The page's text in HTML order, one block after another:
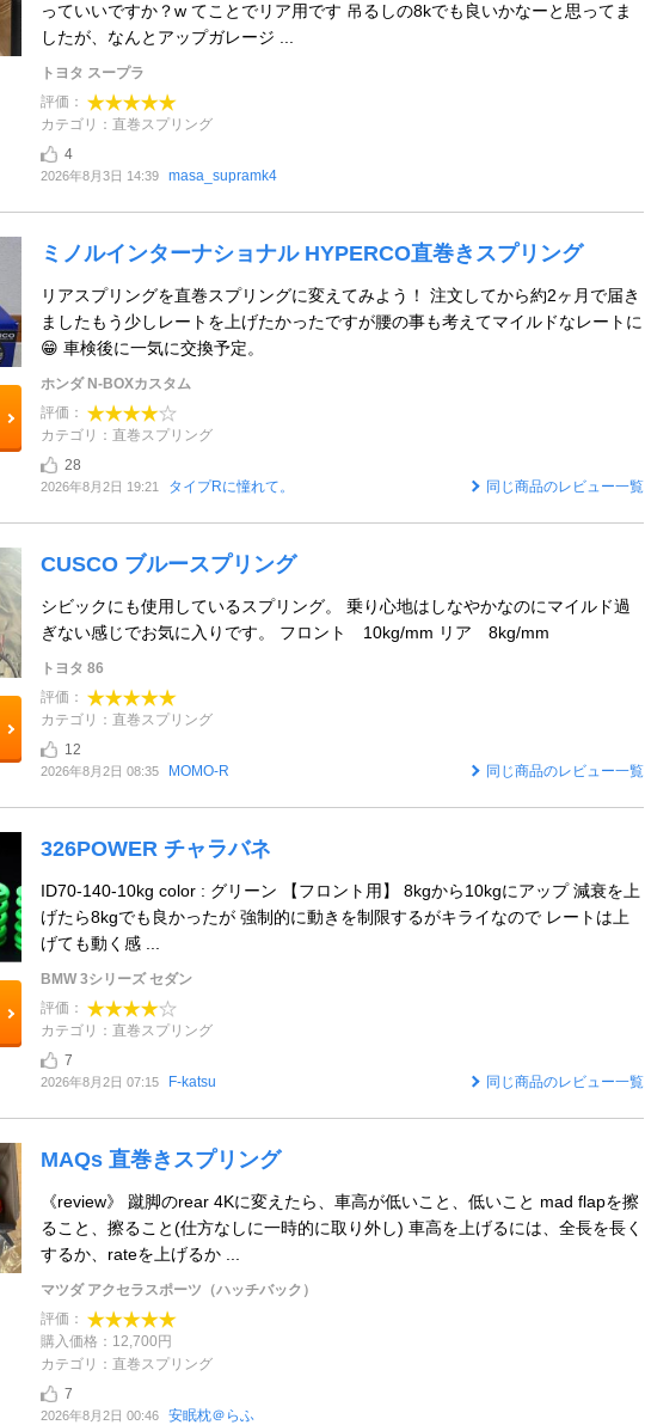
っていいですか？w てことでリア用です 吊るしの8kでも良いかなーと思ってま
したが、なんとアップガレージ ...
トヨタ スープラ
評価：
カテゴリ：直巻スプリング
4
2026年8月3日 14:39 masa_supramk4
ミノルインターナショナル HYPERCO直巻きスプリング
リアスプリングを直巻スプリングに変えてみよう！ 注文してから約2ヶ月で届き
ましたもう少しレートを上げたかったですが腰の事も考えてマイルドなレートに
😁 車検後に一気に交換予定。
ホンダ N-BOXカスタム
評価：
カテゴリ：直巻スプリング
28
2026年8月2日 19:21 タイプRに憧れて。 同じ商品のレビュー一覧
CUSCO ブルースプリング
シビックにも使用しているスプリング。 乗り心地はしなやかなのにマイルド過
ぎない感じでお気に入りです。 フロント 10kg/mm リア 8kg/mm
トヨタ 86
評価：
カテゴリ：直巻スプリング
12
2026年8月2日 08:35 MOMO-R 同じ商品のレビュー一覧
326POWER チャラバネ
ID70-140-10kg color : グリーン 【フロント用】 8kgから10kgにアップ 減衰を上
げたら8kgでも良かったが 強制的に動きを制限するがキライなので レートは上
げても動く感 ...
BMW 3シリーズ セダン
評価：
カテゴリ：直巻スプリング
7
2026年8月2日 07:15 F-katsu 同じ商品のレビュー一覧
MAQs 直巻きスプリング
《review》 蹴脚のrear 4Kに変えたら、車高が低いこと、低いこと mad flapを擦
ること、擦ること(仕方なしに一時的に取り外し) 車高を上げるには、全長を長く
するか、rateを上げるか ...
マツダ アクセラスポーツ（ハッチバック）
評価：
購入価格：12,700円
カテゴリ：直巻スプリング
7
2026年8月2日 00:46 安眠枕＠らふ